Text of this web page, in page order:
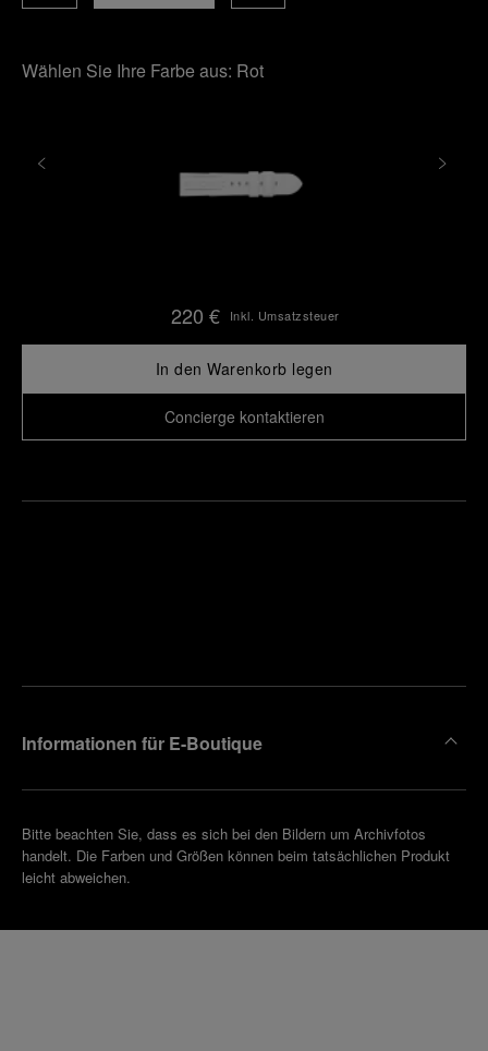
Wählen Sie Ihre Farbe aus: Rot
220 € Inkl. Umsatzsteuer
In den Warenkorb legen
Concierge kontaktieren
Informationen für E-Boutique
Bitte beachten Sie, dass es sich bei den Bildern um Archivfotos
handelt. Die Farben und Größen können beim tatsächlichen Produkt
leicht abweichen.